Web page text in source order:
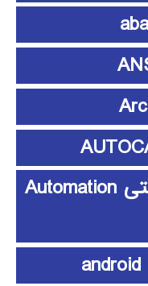
آموزش اتوماسیون صنعتی Automation